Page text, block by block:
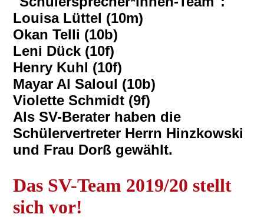
Louisa Lüttel (10m)
Okan Telli (10b)
Leni Dück (10f)
Henry Kuhl (10f)
Mayar Al Saloul (10b)
Violette Schmidt (9f)
Als SV-Berater haben die
Schülervertreter Herrn Hinzkowski
und Frau Dorß gewählt.
Das SV-Team 2019/20 stellt
sich vor!